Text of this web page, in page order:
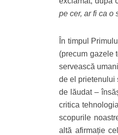
pe cer, ar fi ca o
În timpul
(precum gazele
servească
de el prietenului
de lăudat –
critica
scopurile
altă afirmație